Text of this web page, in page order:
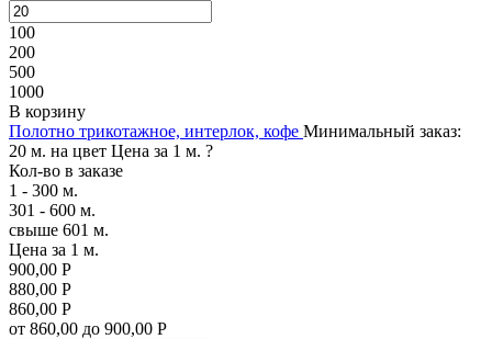
100
200
500
1000
В корзину
Полотно трикотажное, интерлок, кофе Минимальный заказ:
20 м. на цвет Цена за 1 м. ?
Кол-во в заказе
1 - 300 м.
301 - 600 м.
свыше 601 м.
Цена за 1 м.
900,00 Р
880,00 Р
860,00 Р
от 860,00 до 900,00 Р